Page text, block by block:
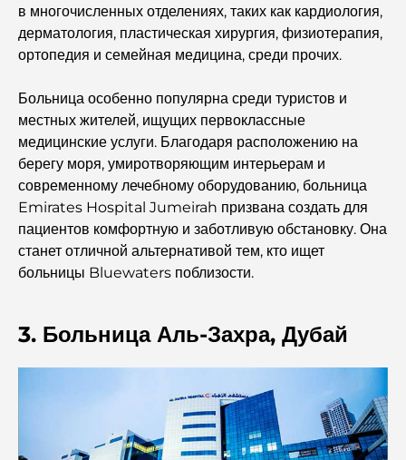
Лучшие компании по переездам в Дубае: подробное
руководство
Палм Джебель Али против Палм Джумейра: наглядное
сравнение для грамотных покупателей недвижимости.
Откройте для себя Moon Island Dubai: ваш полный
путеводитель.
Исследование исторических мест Дубая: путешествие
во времени.
Рестораны в районе Dubai Hills: лучшие места для
ужина в этом быстро развивающемся районе.
в многочисленных отделениях, таких как кардиология,
дерматология, пластическая хирургия, физиотерапия,
ортопедия и семейная медицина, среди прочих.
Больница особенно популярна среди туристов и
местных жителей, ищущих первоклассные
медицинские услуги. Благодаря расположению на
берегу моря, умиротворяющим интерьерам и
современному лечебному оборудованию, больница
Emirates Hospital Jumeirah призвана создать для
пациентов комфортную и заботливую обстановку. Она
станет отличной альтернативой тем, кто ищет
больницы Bluewaters поблизости.
3. Больница Аль-Захра, Дубай